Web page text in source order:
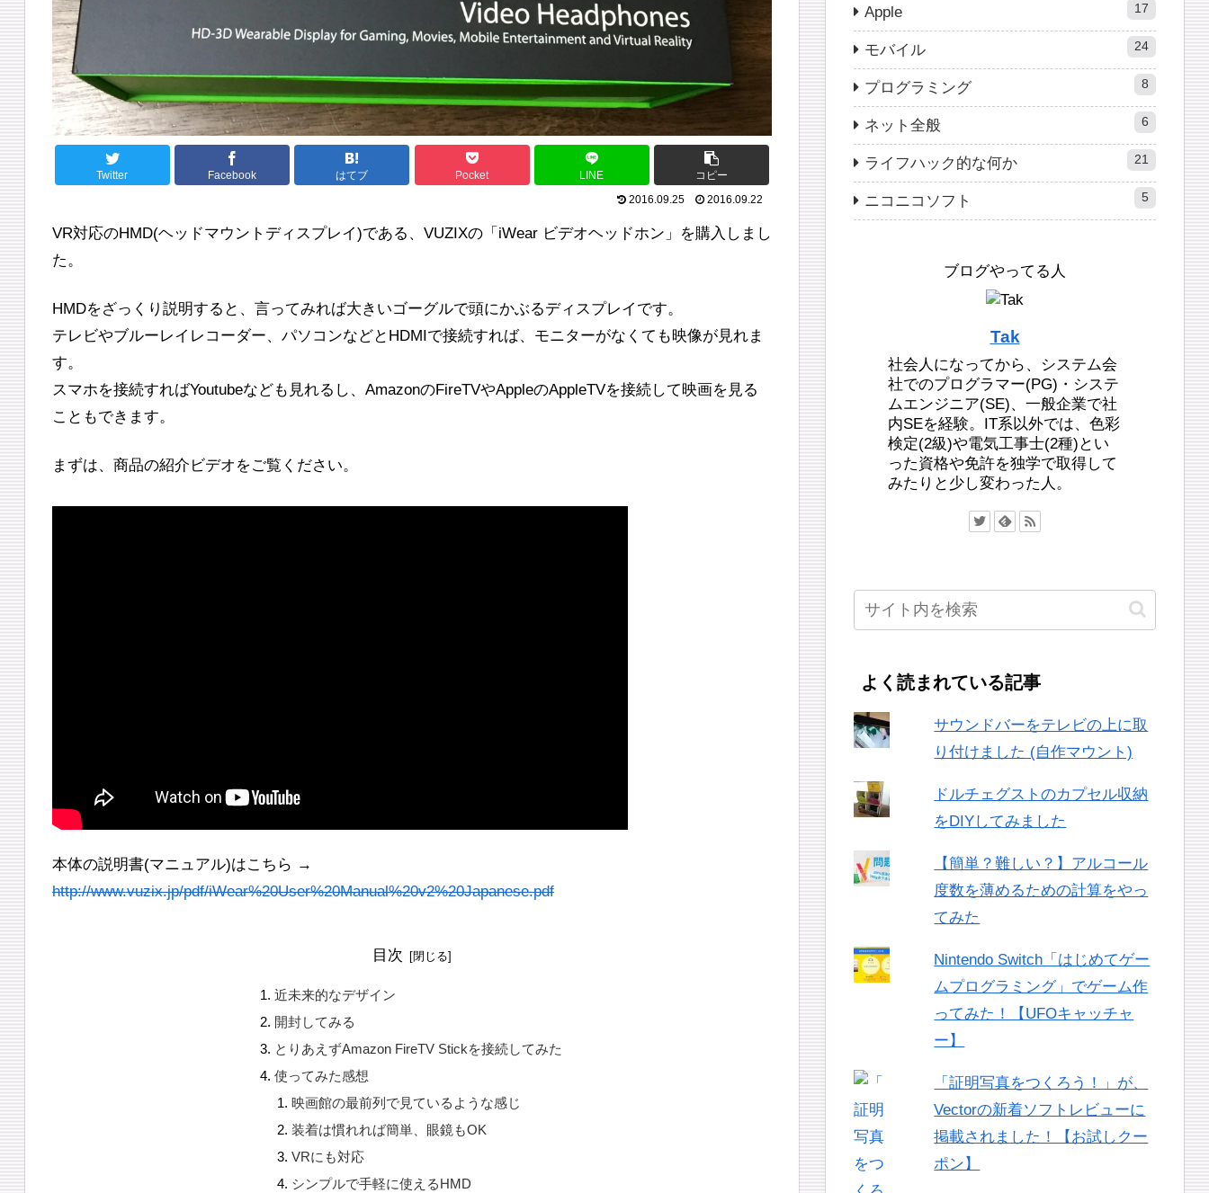
Twitter Facebook はてブ Pocket LINE
コピー
2016.09.25
2016.09.22
VR対応のHMD(ヘッドマウントディスプレイ)である、VUZIXの「iWear ビデオヘッドホン」を購入しまし
た。
HMDをざっくり説明すると、言ってみれば大きいゴーグルで頭にかぶるディスプレイです。
テレビやブルーレイレコーダー、パソコンなどとHDMIで接続すれば、モニターがなくても映像が見れま
す。
スマホを接続すればYoutubeなども見れるし、AmazonのFireTVやAppleのAppleTVを接続して映画を見る
こともできます。
まずは、商品の紹介ビデオをご覧ください。
本体の説明書(マニュアル)はこちら →
http://www.vuzix.jp/pdf/iWear%20User%20Manual%20v2%20Japanese.pdf
目次
近未来的なデザイン
開封してみる
とりあえずAmazon FireTV Stickを接続してみた
使ってみた感想
映画館の最前列で見ているような感じ
装着は慣れれば簡単、眼鏡もOK
VRにも対応
シンプルで手軽に使えるHMD
Apple 17
モバイル 24
プログラミング 8
ネット全般 6
ライフハック的な何か 21
ニコニコソフト 5
ブログやってる人
Tak
社会人になってから、システム会
社でのプログラマー(PG)・システ
ムエンジニア(SE)、一般企業で社
内SEを経験。IT系以外では、色彩
検定(2級)や電気工事士(2種)とい
った資格や免許を独学で取得して
みたりと少し変わった人。
よく読まれている記事
サウンドバーをテレビの上に取
り付けました (自作マウント)
ドルチェグストのカプセル収納
をDIYしてみました
【簡単？難しい？】アルコール
度数を薄めるための計算をやっ
てみた
Nintendo Switch「はじめてゲー
ムプログラミング」でゲーム作
ってみた！【UFOキャッチャ
ー】
「証明写真をつくろう！」が、
Vectorの新着ソフトレビューに
掲載されました！【お試しクー
ポン】